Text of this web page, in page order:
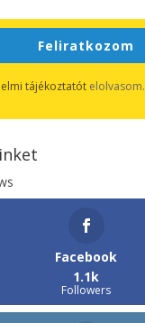
Feliratkozom
tájékoztatót elolvasom.
Facebook
1.1k
Followers